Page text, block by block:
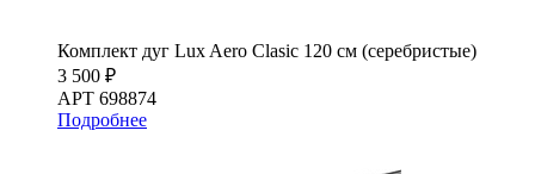
Комплект дуг Lux Aero Clasic 120 см (серебристые)
3 500 ₽
АРТ 698874
Подробнее